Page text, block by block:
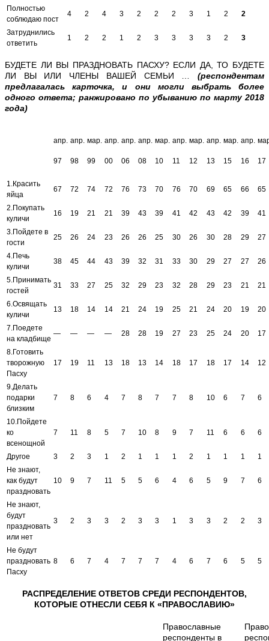
Полностью
соблюдаю пост
4 2 4 3 2 2 2 3 1 2 2
Затруднились
ответить
1 2 2 1 2 3 3 3 3 2 3
БУДЕТЕ ЛИ ВЫ ПРАЗДНОВАТЬ ПАСХУ? ЕСЛИ ДА, ТО БУДЕТЕ
ЛИ ВЫ ИЛИ ЧЛЕНЫ ВАШЕЙ СЕМЬИ …
(респондентам
предлагалась карточка, и они могли выбрать более
одного ответа; ранжировано по убыванию по марту 2018
года)
апр.
97
апр.
98
мар.
99
апр.
00
апр.
06
апр.
08
мар.
10
апр.
11
мар.
12
апр.
13
мар.
15
апр.
16 17
1.Красить
яйца
67 72 74 72 76 73 70 76 70 69 65 66 65
2.Покупать
куличи
16 19 21 21 39 43 39 41 42 43 42 39 41
3.Пойдете в
гости
25 26 24 23 26 26 25 30 26 30 28 29 27
4.Печь
куличи
38 45 44 43 39 32 31 33 30 29 27 27 26
5.Принимать
гостей
31 33 27 25 32 29 23 32 28 29 23 21 21
6.Освящать
куличи
13 18 14 14 21 24 19 25 21 24 20 19 20
7.Поедете
на кладбище
— — — — 28 28 19 27 23 25 24 20 17
8.Готовить
творожную
Пасху
17 19 11 13 18 13 14 18 17 18 17 14 12
9.Делать
подарки
близким
7 8 6 4 7 8 7 7 8 10 6 7 6
10.Пойдете
ко
всенощной
7 11 8 5 7 10 8 9 7 11 6 6 6
Другое 3 2 3 1 2 1 1 1 2 1 1 1
1
Не знают,
как будут
праздновать
10 9 7 11 5 5 6 4 6 5 9 7 6
Не знают,
будут
праздновать
или нет
3 2 3 3 2 3 3 1 3 3 2 2 3
Не будут
праздновать
Пасху
8 6 7 4 7 7 7 4 6 7 6 5 5
РАСПРЕДЕЛЕНИЕ ОТВЕТОВ СРЕДИ РЕСПОНДЕНТОВ,
КОТОРЫЕ ОТНЕСЛИ СЕБЯ К «ПРАВОСЛАВИЮ»
Православные
респонденты в